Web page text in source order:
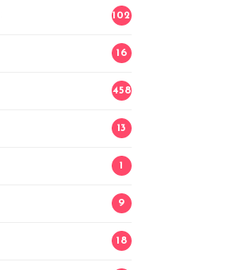
102
16
458
13
1
9
18